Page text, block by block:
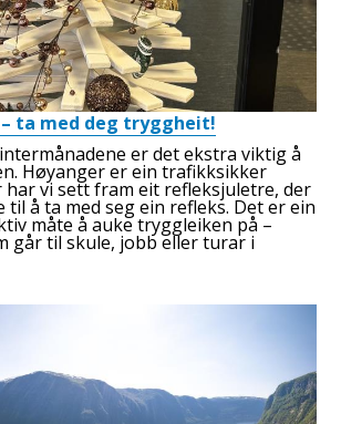
ta med deg tryggheit!
er det ekstra viktig å
Høyanger er ein trafikksikker
har vi sett fram eit refleksjuletre, der
til å ta med seg ein refleks. Det er ein
måte å auke tryggleiken på –
går til skule, jobb eller turar i